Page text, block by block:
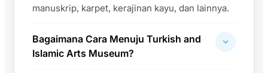
manuskrip, karpet, kerajinan kayu, dan lainnya.
Bagaimana Cara Menuju Turkish and
Islamic Arts Museum?